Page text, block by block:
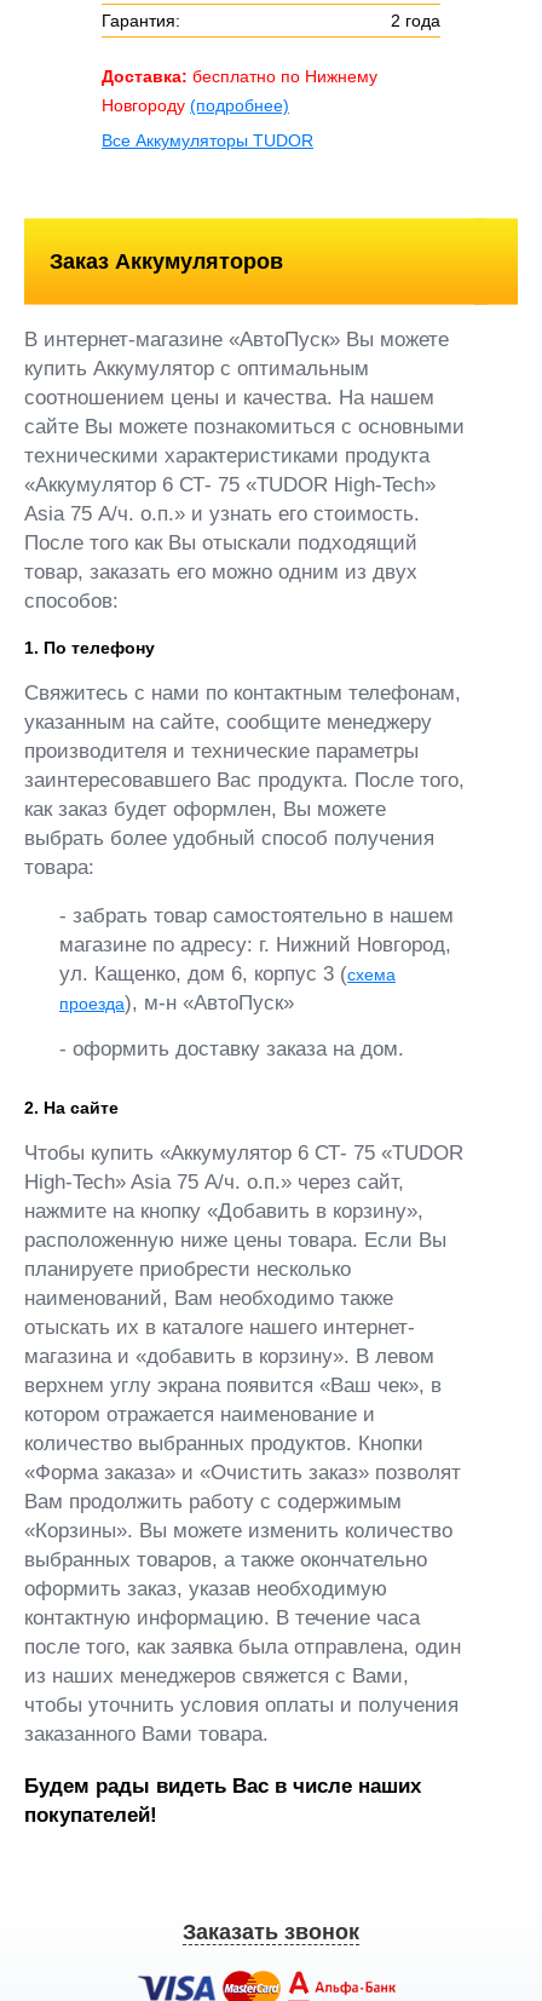
Гарантия:
2 года
Доставка: бесплатно по Нижнему
Новгороду (подробнее)
Все Аккумуляторы TUDOR
Заказ Аккумуляторов
В интернет-магазине «АвтоПуск» Вы можете
купить Аккумулятор с оптимальным
соотношением цены и качества. На нашем
сайте Вы можете познакомиться с основными
техническими характеристиками продукта
«Аккумулятор 6 СТ- 75 «TUDOR High-Tech»
Asia 75 А/ч. о.п.» и узнать его стоимость.
После того как Вы отыскали подходящий
товар, заказать его можно одним из двух
способов:
1. По телефону
Свяжитесь с нами по контактным телефонам,
указанным на сайте, сообщите менеджеру
производителя и технические параметры
заинтересовавшего Вас продукта. После того,
как заказ будет оформлен, Вы можете
выбрать более удобный способ получения
товара:
- забрать товар самостоятельно в нашем
магазине по адресу: г. Нижний Новгород,
ул. Кащенко, дом 6, корпус 3 (схема
проезда), м-н «АвтоПуск»
- оформить доставку заказа на дом.
2. На сайте
Чтобы купить «Аккумулятор 6 СТ- 75 «TUDOR
High-Tech» Asia 75 А/ч. о.п.» через сайт,
нажмите на кнопку «Добавить в корзину»,
расположенную ниже цены товара. Если Вы
планируете приобрести несколько
наименований, Вам необходимо также
отыскать их в каталоге нашего интернет-
магазина и «добавить в корзину». В левом
верхнем углу экрана появится «Ваш чек», в
котором отражается наименование и
количество выбранных продуктов. Кнопки
«Форма заказа» и «Очистить заказ» позволят
Вам продолжить работу с содержимым
«Корзины». Вы можете изменить количество
выбранных товаров, а также окончательно
оформить заказ, указав необходимую
контактную информацию. В течение часа
после того, как заявка была отправлена, один
из наших менеджеров свяжется с Вами,
чтобы уточнить условия оплаты и получения
заказанного Вами товара.
Будем рады видеть Вас в числе наших
покупателей!
Заказать звонок